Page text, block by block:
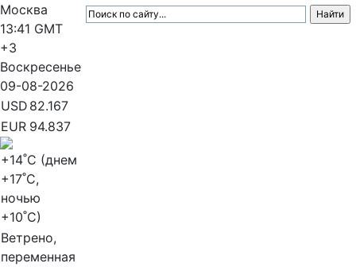
Москва
13:41 GMT
+3
Воскресенье
09-08-2026
USD 82.167
EUR 94.837
+14˚C (днем
+17˚C,
ночью
+10˚C)
Ветрено,
переменная